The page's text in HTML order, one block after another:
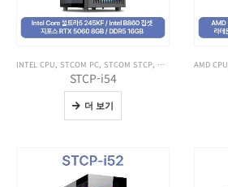
INTEL CPU, STCOM PC, STCOM STCP, 전체 제품보기
STCP-i54
더 보기
AMD CPU